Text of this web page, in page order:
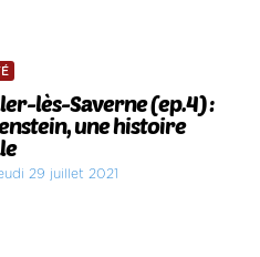
lès-Saverne (ep.4) :
une histoire
29 juillet 2021